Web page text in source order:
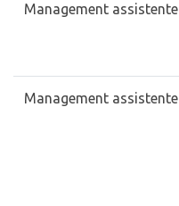
Management assistente
Management assistente